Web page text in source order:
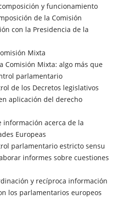
y funcionamiento
de la Comisión
con la Presidencia de la
Mixta
Comisión Mixta: algo más que
parlamentario
de los Decretos legislativos
aplicación del derecho
información acerca de la
Europeas
parlamentario estricto sensu
informes sobre cuestiones
y recíproca información
los parlamentarios europeos